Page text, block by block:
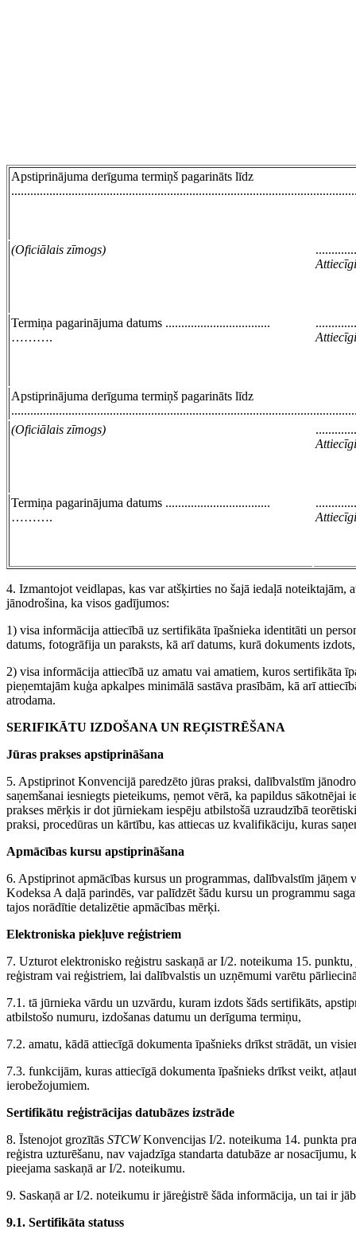
Apstiprinājuma derīguma termiņš pagarināts līdz
(Oficiālais zīmogs)
Termiņa pagarinājuma datums .................................
……….
Apstiprinājuma derīguma termiņš pagarināts līdz
(Oficiālais zīmogs)
Termiņa pagarinājuma datums .................................
……….
4. Izmantojot veidlapas, kas var atšķirties no šajā iedaļā
jānodrošina, ka visos gadījumos:
1) visa informācija attiecībā uz sertifikāta īpašnieka identitāti un
datums, fotogrāfija un paraksts, kā arī datums, kurā dokuments
2) visa informācija attiecībā uz amatu vai amatiem, kuros sertifikāta
pieņemtajām kuģa apkalpes minimālā sastāva prasībām, kā arī
atrodama.
SERIFIKĀTU IZDOŠANA UN REĢISTRĒŠANA
Jūras prakses apstiprināšana
5. Apstiprinot Konvencijā paredzēto jūras praksi, dalībvalstīm
saņemšanai iesniegts pieteikums, ņemot vērā, ka papildus sākotnējai
prakses mērķis ir dot jūrniekam iespēju atbilstošā uzraudzībā
praksi, procedūras un kārtību, kas attiecas uz kvalifikāciju, kuras
Apmācības kursu apstiprināšana
6. Apstiprinot apmācības kursus un programmas, dalībvalstīm jāņem
Kodeksa A daļā parindēs, var palīdzēt šādu kursu un programmu
tajos norādītie detalizētie apmācības mērķi.
Elektroniska piekļuve reģistriem
7. Uzturot elektronisko reģistru saskaņā ar I/2. noteikuma 15.
reģistram vai reģistriem, lai dalībvalstis un uzņēmumi varētu
7.1. tā jūrnieka vārdu un uzvārdu, kuram izdots šāds sertifikāts,
atbilstošo numuru, izdošanas datumu un derīguma termiņu,
7.2. amatu, kādā attiecīgā dokumenta īpašnieks drīkst strādāt, un
7.3. funkcijām, kuras attiecīgā dokumenta īpašnieks drīkst veikt,
ierobežojumiem.
Sertifikātu reģistrācijas datubāzes izstrāde
8. Īstenojot grozītās STCWKonvencijas I/2. noteikuma 14. punkta
reģistra uzturēšanu, nav vajadzīga standarta datubāze ar
pieejama saskaņā ar I/2. noteikumu.
9. Saskaņā ar I/2. noteikumu ir jāreģistrē šāda informācija, un tai ir
9.1. Sertifikāta statuss